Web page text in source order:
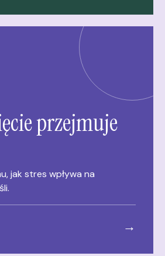
przejmuje
jak stres wpływa na
→